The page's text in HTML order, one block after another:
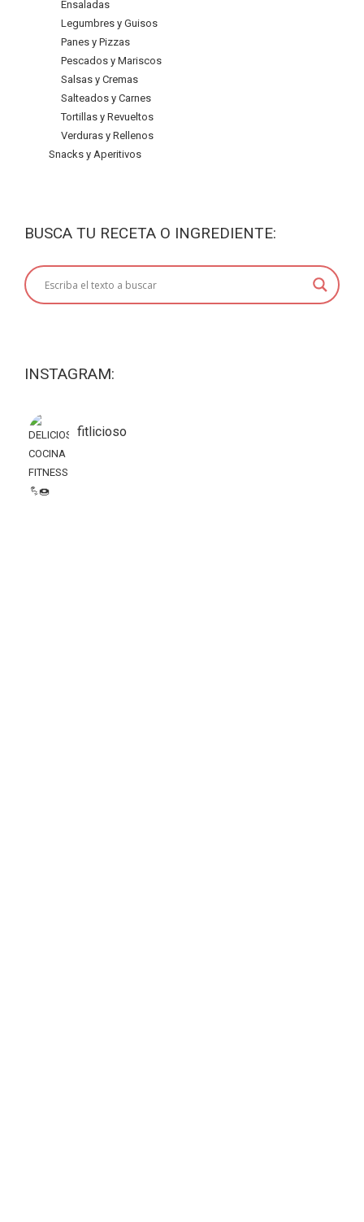
Ensaladas
Legumbres y Guisos
Panes y Pizzas
Pescados y Mariscos
Salsas y Cremas
Salteados y Carnes
Tortillas y Revueltos
Verduras y Rellenos
Snacks y Aperitivos
BUSCA TU RECETA O INGREDIENTE:
INSTAGRAM:
fitlicioso